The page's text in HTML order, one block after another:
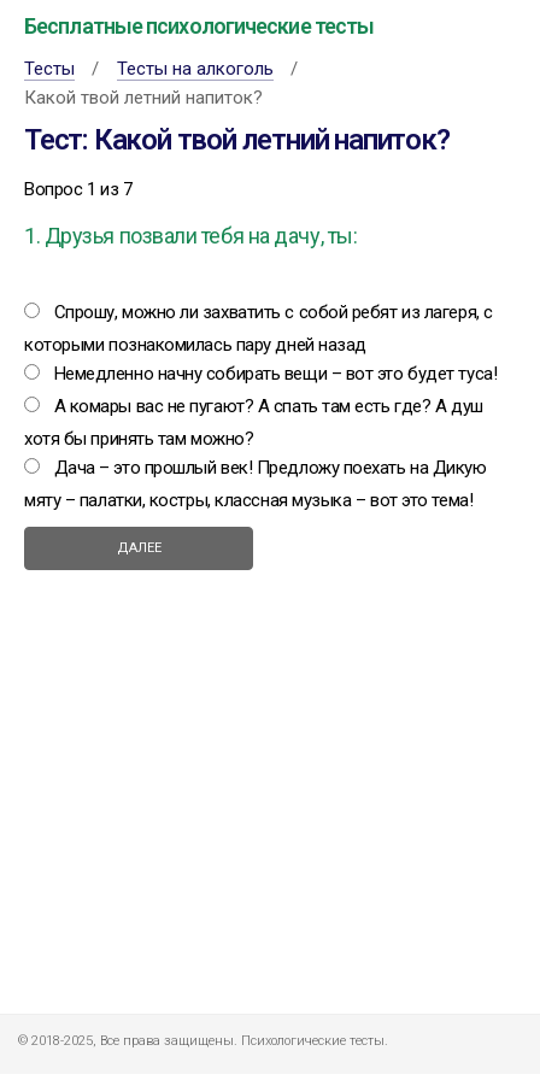
Бесплатные психологические тесты
Тесты
Тесты на алкоголь
Какой твой летний напиток?
Тест: Какой твой летний напиток?
Вопрос 1 из 7
1. Друзья позвали тебя на дачу, ты:
Спрошу, можно ли захватить с собой ребят из лагеря, с
которыми познакомилась пару дней назад
Немедленно начну собирать вещи – вот это будет туса!
А комары вас не пугают? А спать там есть где? А душ
хотя бы принять там можно?
Дача – это прошлый век! Предложу поехать на Дикую
мяту – палатки, костры, классная музыка – вот это тема!
© 2018-2025, Все права защищены. Психологические тесты.